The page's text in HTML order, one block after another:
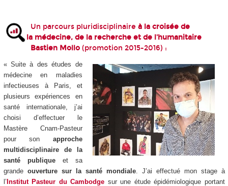
Un parcours pluridisciplinaire à la croisée de
la médecine, de la recherche et de l'humanitaire
Bastien Mollo (promotion 2015-2016) :
« Suite à des études de
médecine en maladies
infectieuses à Paris, et
plusieurs expériences en
santé internationale, j’ai
choisi d’effectuer le
Mastère Cnam-Pasteur
pour son approche
multidisciplinaire de la
santé publiqueet sa
grande ouverture sur la santé mondiale. J’ai effectué mon stage à
l’ Institut Pasteur du Cambodge sur une étude épidémiologique portant